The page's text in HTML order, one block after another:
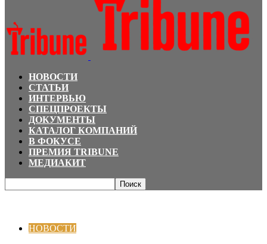
НОВОСТИ
СТАТЬИ
ИНТЕРВЬЮ
СПЕЦПРОЕКТЫ
ДОКУМЕНТЫ
КАТАЛОГ КОМПАНИЙ
В ФОКУСЕ
ПРЕМИЯ TRIBUNE
МЕДИАКИТ
НОВОСТИ